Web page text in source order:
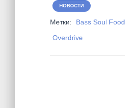
НОВОСТИ
Метки: Bass Soul Food
Overdrive